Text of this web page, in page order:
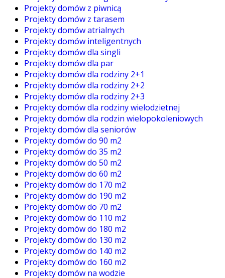
Projekty domów z piwnicą
Projekty domów z tarasem
Projekty domów atrialnych
Projekty domów inteligentnych
Projekty domów dla singli
Projekty domów dla par
Projekty domów dla rodziny 2+1
Projekty domów dla rodziny 2+2
Projekty domów dla rodziny 2+3
Projekty domów dla rodziny wielodzietnej
Projekty domów dla rodzin wielopokoleniowych
Projekty domów dla seniorów
Projekty domów do 90 m2
Projekty domów do 35 m2
Projekty domów do 50 m2
Projekty domów do 60 m2
Projekty domów do 170 m2
Projekty domów do 190 m2
Projekty domów do 70 m2
Projekty domów do 110 m2
Projekty domów do 180 m2
Projekty domów do 130 m2
Projekty domów do 140 m2
Projekty domów do 160 m2
Projekty domów na wodzie